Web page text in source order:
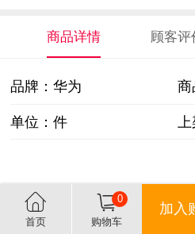
商品详情 顾客评
品牌：华为 商
单位：件
首页 购物车
0
加入